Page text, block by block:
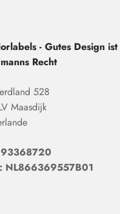
- Gutes Design ist
Recht
528
Maasdijk
93368720
NL866369557B01